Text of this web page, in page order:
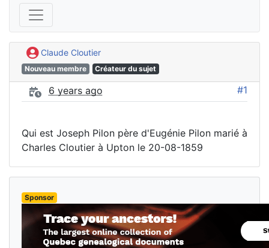
Claude Cloutier
Nouveau membre Créateur du sujet
6 years ago #1
Qui est Joseph Pilon père d'Eugénie Pilon marié à
Charles Cloutier à Upton le 20-08-1859
Sponsor